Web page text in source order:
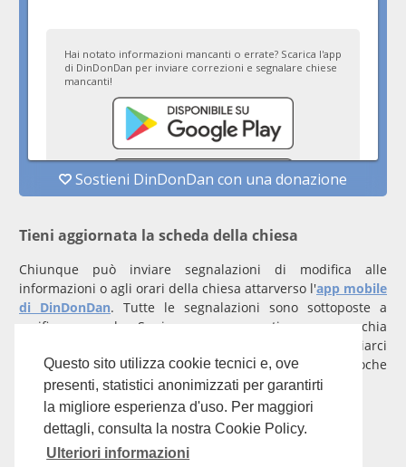
Questo sito utilizza cookie tecnici e, ove
presenti, statistici anonimizzati per garantirti
la migliore esperienza d'uso. Per maggiori
dettagli, consulta la nostra Cookie Policy.
Ulteriori informazioni
Tieni aggiornata la scheda della chiesa
Chiunque può inviare segnalazioni di modifica alle
informazioni o agli orari della chiesa attarverso l'app mobile
di DinDonDan. Tutte le segnalazioni sono sottoposte a
verifica manuale. Se invece rappresenti una parrocchia
con un account verificato per inviarci
comunicazioni prioritarie che saranno gestite entro poche
Per qualunque domanda scrivi ainfo@dindondan.app